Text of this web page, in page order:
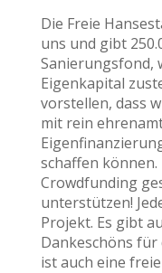
Die Freie
uns und gibt
Sanierungsfond,
Eigenkapital
vorstellen, dass
mit rein
schaffen
Crowdfunding
unterstützen!
Projekt. Es gibt
Dankeschöns
ist auch eine